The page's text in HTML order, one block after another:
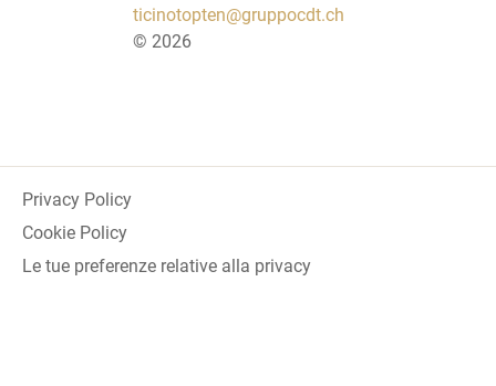
ticinotopten@gruppocdt.ch
© 2026
Privacy Policy
Cookie Policy
Le tue preferenze relative alla privacy